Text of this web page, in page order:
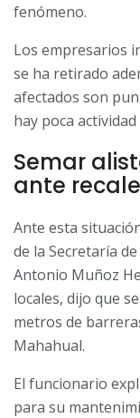
fenómeno.
Los empresarios
se ha retirado
afectados son
hay poca
Semar
ante
Ante esta
de la Secretaría
Antonio Muñoz
locales, dijo que
metros de
Mahahual.
El funcionario
para su